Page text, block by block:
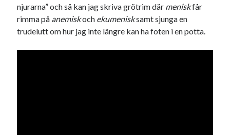
Pejpalla!
njurarna” och så kan jag skriva grötrim där meniskfår
rimma på anemiskoch ekumenisksamt sjunga en
trudelutt om hur jag inte längre kan ha foten i en potta.